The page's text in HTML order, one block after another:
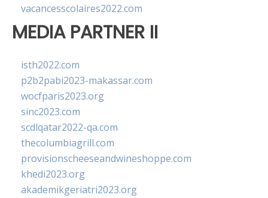
vacancesscolaires2022.com
MEDIA PARTNER II
isth2022.com
p2b2pabi2023-makassar.com
wocfparis2023.org
sinc2023.com
scdlqatar2022-qa.com
thecolumbiagrill.com
provisionscheeseandwineshoppe.com
khedi2023.org
akademikgeriatri2023.org